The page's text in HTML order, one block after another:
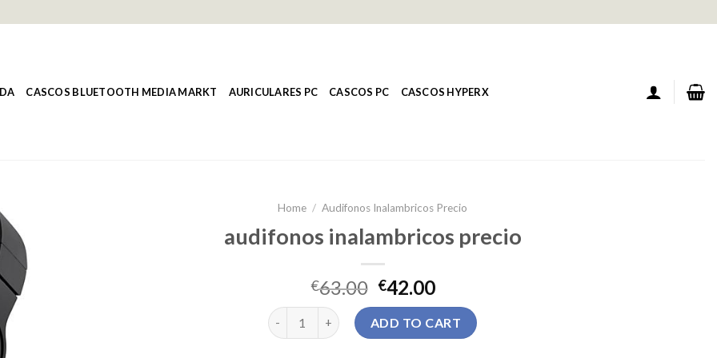
CASCOS BLUETOOTH MEDIA MARKT AURICULARES PC CASCOS PC CASCOS HYPERX
Home / Audifonos Inalambricos Precio
audifonos inalambricos precio
€63.00 €42.00
audifonos inalambricos precio quantity
ADD TO CART